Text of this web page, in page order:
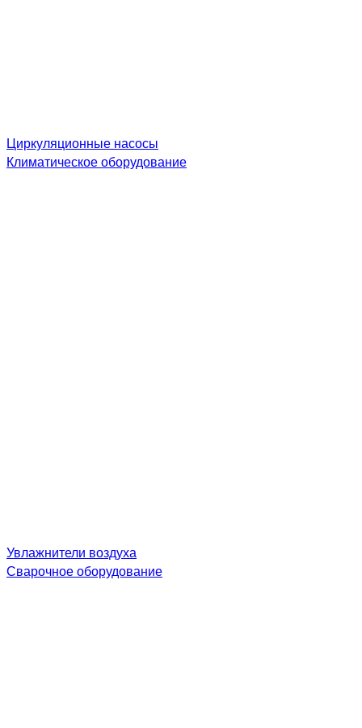
Циркуляционные насосы
Климатическое оборудование
Увлажнители воздуха
Сварочное оборудование